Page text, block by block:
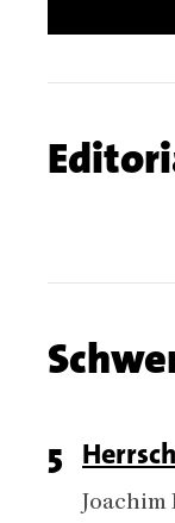
Chapter
name
Chapter
name
Chapter
articles
Page
number
5 Titel
Authors